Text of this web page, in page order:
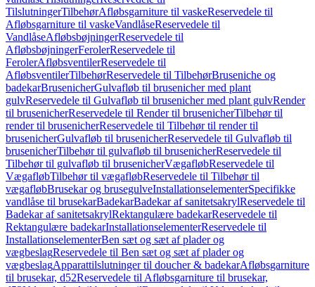
TilslutningerTilbehørAfløbsgarniture til vaskeReservedele til
Afløbsgarniture til vaskeVandlåseReservedele til
VandlåseAfløbsbøjningerReservedele til
AfløbsbøjningerFerolerReservedele til
FerolerAfløbsventilerReservedele til
AfløbsventilerTilbehørReservedele til TilbehørBruseniche og
badekarBrusenicherGulvafløb til brusenicher med plant
gulvReservedele til Gulvafløb til brusenicher med plant gulvRender
til brusenicherReservedele til Render til brusenicherTilbehør til
render til brusenicherReservedele til Tilbehør til render til
brusenicherGulvafløb til brusenicherReservedele til Gulvafløb til
brusenicherTilbehør til gulvafløb til brusenicherReservedele til
Tilbehør til gulvafløb til brusenicherVægafløbReservedele til
VægafløbTilbehør til vægafløbReservedele til Tilbehør til
vægafløbBrusekar og brusegulveInstallationselementerSpecifikke
vandlåse til brusekarBadekarBadekar af sanitetsakrylReservedele til
Badekar af sanitetsakrylRektangulære badekarReservedele til
Rektangulære badekarInstallationselementerReservedele til
InstallationselementerBen sæt og sæt af plader og
vægbeslagReservedele til Ben sæt og sæt af plader og
vægbeslagApparattilslutninger til doucher & badekarAfløbsgarniture
til brusekar, d52Reservedele til Afløbsgarniture til brusekar,